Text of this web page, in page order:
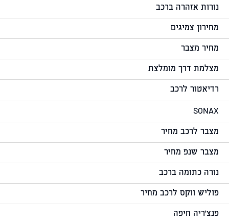
נורות אזהרה ברכב
מחירון צמיגים
מחיר מצבר
מצלמת דרך מומלצת
רדיאטור לרכב
SONAX
מצבר לרכב מחיר
מצבר שנפ מחיר
נורה כתומה ברכב
פוליש ווקס לרכב מחיר
פנצ'ריה חיפה